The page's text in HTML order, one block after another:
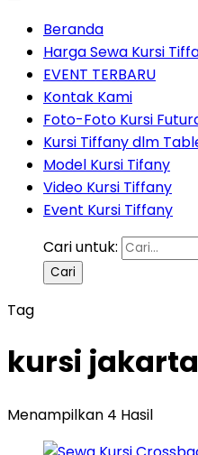
Beranda
Harga Sewa Kursi
EVENT TERBARU
Kontak Kami
Foto-Foto Kursi
Kursi Tiffany dlm
Model Kursi Tifany
Video Kursi Tiffany
Event Kursi Tiffany
Cari untuk:
Tag
kursi
Menampilkan 4 Hasil